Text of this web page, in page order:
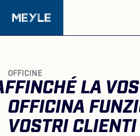
qualità
Officine
OFFICINE
LA
OFFICINA
VOSTRI CLIENTI